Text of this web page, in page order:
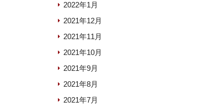
2022年1月
2021年12月
2021年11月
2021年10月
2021年9月
2021年8月
2021年7月